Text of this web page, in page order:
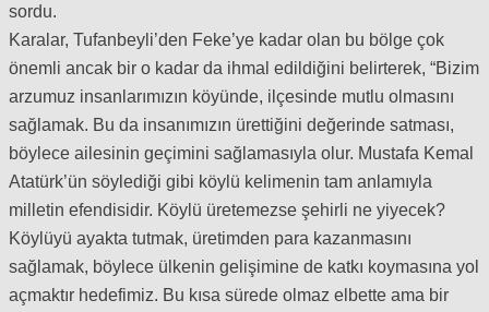
sordu.
Karalar, Tufanbeyli’den Feke’ye kadar olan bu bölge çok
önemli ancak bir o kadar da ihmal edildiğini belirterek, “Bizim
arzumuz insanlarımızın köyünde, ilçesinde mutlu olmasını
sağlamak. Bu da insanımızın ürettiğini değerinde satması,
böylece ailesinin geçimini sağlamasıyla olur. Mustafa Kemal
Atatürk’ün söylediği gibi köylü kelimenin tam anlamıyla
milletin efendisidir. Köylü üretemezse şehirli ne yiyecek?
Köylüyü ayakta tutmak, üretimden para kazanmasını
sağlamak, böylece ülkenin gelişimine de katkı koymasına yol
açmaktır hedefimiz. Bu kısa sürede olmaz elbette ama bir